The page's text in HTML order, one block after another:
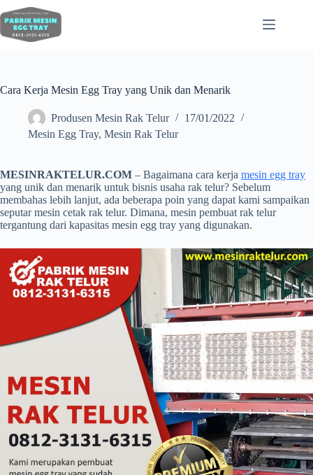
Cara Kerja Mesin Egg Tray yang Unik dan Menarik
Produsen Mesin Rak Telur
17/01/2022
Mesin Egg Tray, Mesin Rak Telur
MESINRAKTELUR.COM – Bagaimana cara kerja mesin egg tray
yang unik dan menarik untuk bisnis usaha rak telur? Sebelum
membahas lebih lanjut, ada beberapa poin yang dapat kami sampaikan
seputar mesin cetak rak telur. Dimana, mesin pembuat rak telur
tergantung dari kapasitas mesin egg tray yang digunakan.